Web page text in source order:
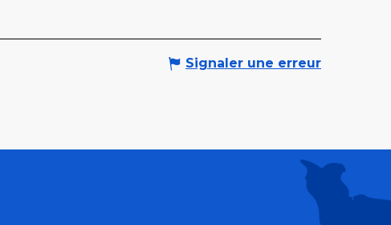
Signaler une erreur